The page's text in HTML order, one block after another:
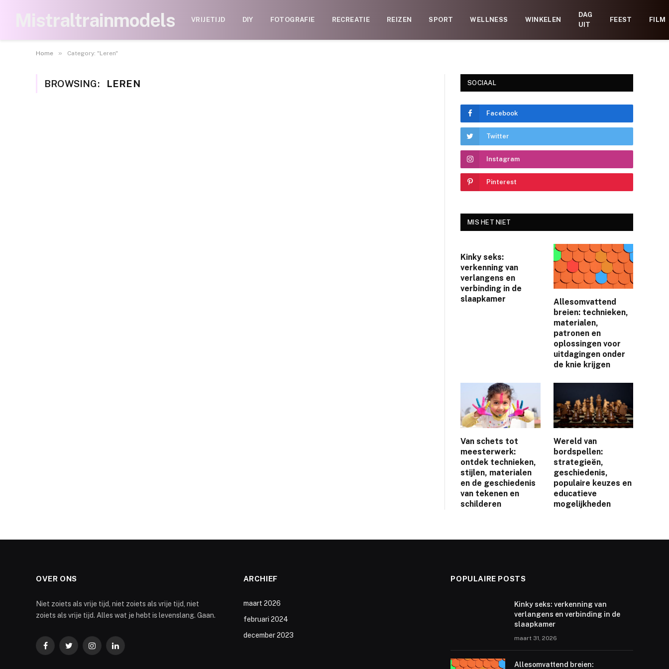
Mistraltrainmodels VRIJETIJD DIY FOTOGRAFIE RECREATIE REIZEN SPORT WELLNESS WINKELEN
DAG
UIT
FEEST FILM
Home » Category: "Leren"
BROWSING: LEREN SOCIAAL
Facebook
Twitter
Instagram
Pinterest
MIS HET NIET
Kinky seks:
verkenning van
verlangens en
verbinding in de
slaapkamer
Allesomvattend
breien: technieken,
materialen,
patronen en
oplossingen voor
uitdagingen onder
de knie krijgen
Van schets tot
meesterwerk:
ontdek technieken,
stijlen, materialen
en de geschiedenis
van tekenen en
schilderen
Wereld van
bordspellen:
strategieën,
geschiedenis,
populaire keuzes en
educatieve
mogelijkheden
OVER ONS
Niet zoiets als vrije tijd, niet zoiets als vrije tijd, niet
zoiets als vrije tijd. Alles wat je hebt is levenslang. Gaan.
FacebookTwitterInstagramLinkedIn
ARCHIEF
maart 2026
februari 2024
december 2023
POPULAIRE POSTS
Kinky seks: verkenning van
verlangens en verbinding in de
slaapkamer
maart 31, 2026
Allesomvattend breien: